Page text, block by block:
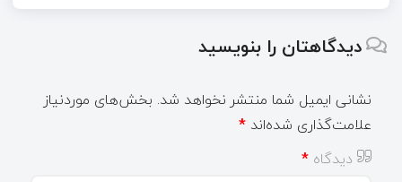
دیدگاهتان را بنویسید
نشانی ایمیل شما منتشر نخواهد شد. بخش‌های موردنیاز
علامت‌گذاری شده‌اند *
دیدگاه *